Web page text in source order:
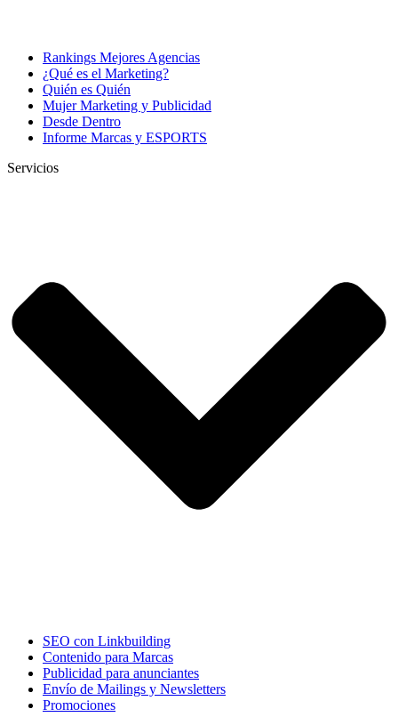
Rankings Mejores Agencias
¿Qué es el Marketing?
Quién es Quién
Mujer Marketing y Publicidad
Desde Dentro
Informe Marcas y ESPORTS
Servicios
SEO con Linkbuilding
Contenido para Marcas
Publicidad para anunciantes
Envío de Mailings y Newsletters
Promociones